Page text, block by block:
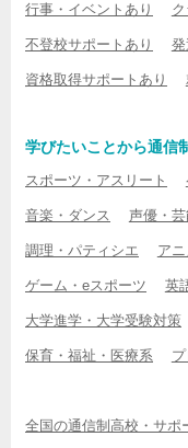
行事・イベントあり
不登校サポートあり
資格取得サポートあり
学びたいことから通信
スポーツ・アスリート
音楽・ダンス 声優・
調理・パティシエ ア
ゲーム・eスポーツ 英
大学進学・大学受験対策
保育・福祉・医療系
全国の通信制高校・サポ